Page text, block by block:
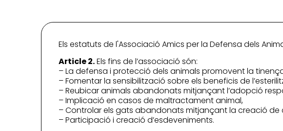
Els estatuts de l'Associació Amics per la Defensa dels
Article 2.Els fins de l’associació són:
– La defensa i protecció dels animals promovent la
– Fomentar la sensibilització sobre els beneficis de
– Reubicar animals abandonats mitjançant l’adopció
– Implicació en casos de maltractament animal,
– Controlar els gats abandonats mitjançant la creació de
– Participació i creació d’esdeveniments.